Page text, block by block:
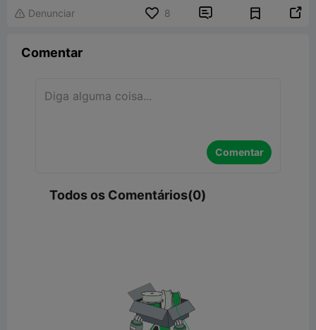
 Denunciar 8  
Comentar
Comentar
Todos os Comentários(0)